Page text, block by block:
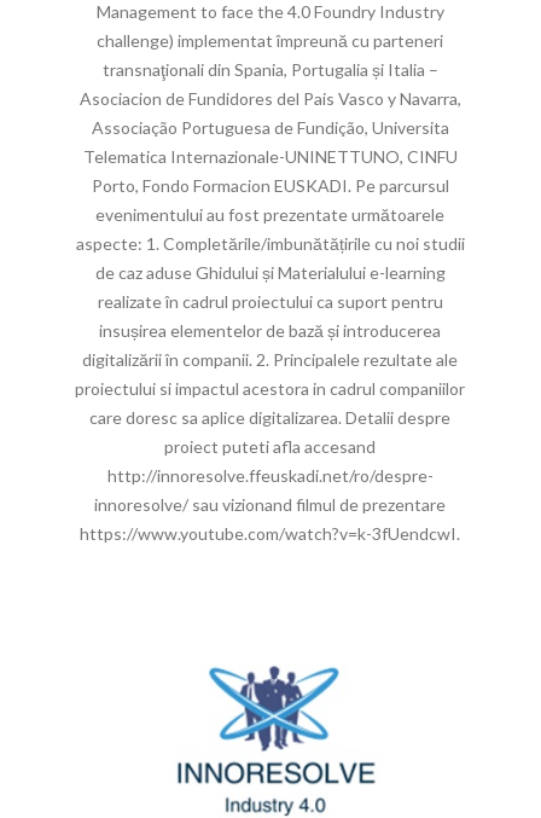
Management to face the 4.0 Foundry Industry
challenge) implementat împreună cu parteneri
transnaţionali din Spania, Portugalia și Italia –
Asociacion de Fundidores del Pais Vasco y Navarra,
Associação Portuguesa de Fundição, Universita
Telematica Internazionale-UNINETTUNO, CINFU
Porto, Fondo Formacion EUSKADI. Pe parcursul
evenimentului au fost prezentate următoarele
aspecte: 1. Completările/imbunătățirile cu noi studii
de caz aduse Ghidului și Materialului e-learning
realizate în cadrul proiectului ca suport pentru
insușirea elementelor de bază și introducerea
digitalizării în companii. 2. Principalele rezultate ale
proiectului si impactul acestora in cadrul companiilor
care doresc sa aplice digitalizarea. Detalii despre
proiect puteti afla accesand
http://innoresolve.ffeuskadi.net/ro/despre-
innoresolve/ sau vizionand filmul de prezentare
https://www.youtube.com/watch?v=k-3fUendcwI.